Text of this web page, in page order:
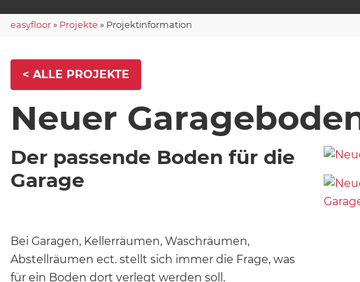
easyfloor » Projekte » Projektinformation
< ALLE PROJEKTE
Neuer
Der passende Boden für die
Garage
Bei Garagen, Kellerräumen, Waschräumen,
Abstellräumen ect. stellt sich immer die Frage, was
für ein Boden dort verlegt werden soll.